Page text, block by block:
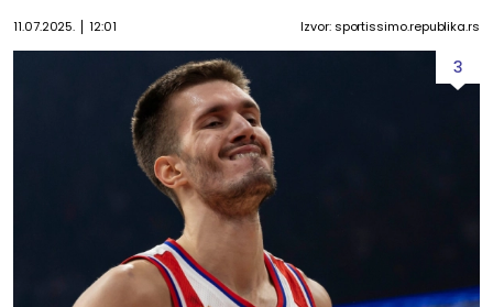
11.07.2025. 12:01 Izvor: sportissimo.republika.rs
3